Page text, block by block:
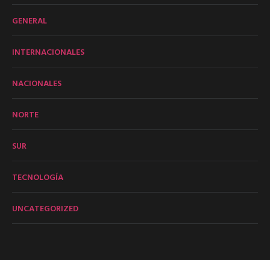
GENERAL
INTERNACIONALES
NACIONALES
NORTE
SUR
TECNOLOGÍA
UNCATEGORIZED